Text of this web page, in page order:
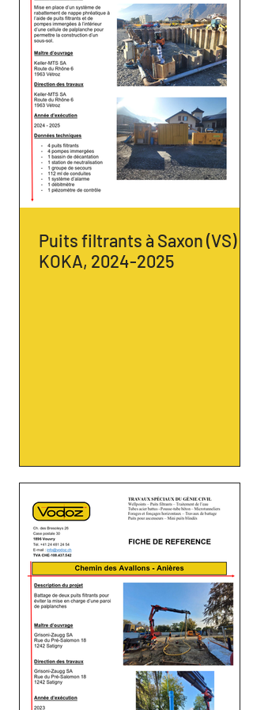
Puits filtrants à Saxon (VS) -
KOKA, 2024-2025